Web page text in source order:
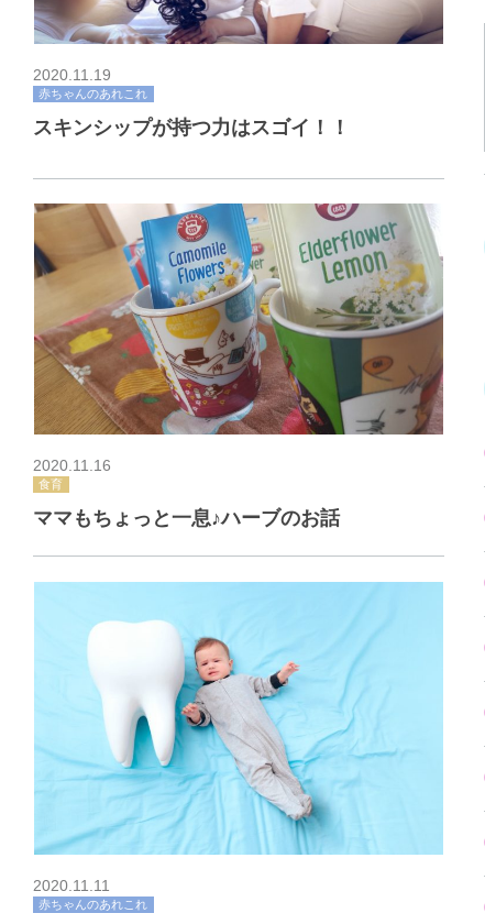
2020.11.19
赤ちゃんのあれこれ
スキンシップが持つ力はスゴイ！！
2020.11.16
食育
ママもちょっと一息♪ハーブのお話
2020.11.11
赤ちゃんのあれこれ